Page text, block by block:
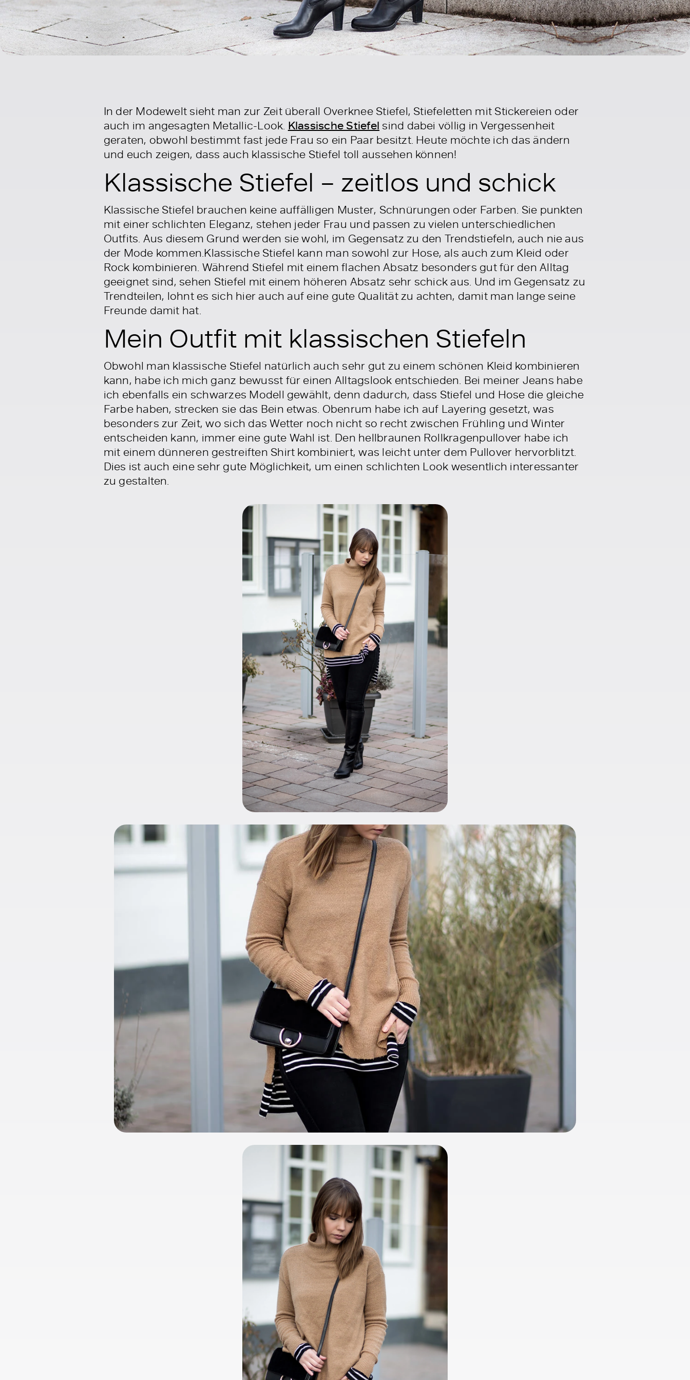
In der Modewelt sieht man zur Zeit überall Overknee Stiefel, Stiefeletten mit Stickereien oder
auch im angesagten Metallic-Look. Klassische Stiefel sind dabei völlig in Vergessenheit
geraten, obwohl bestimmt fast jede Frau so ein Paar besitzt. Heute möchte ich das ändern
und euch zeigen, dass auch klassische Stiefel toll aussehen können!
Klassische Stiefel – zeitlos und schick
Klassische Stiefel brauchen keine auffälligen Muster, Schnürungen oder Farben. Sie punkten
mit einer schlichten Eleganz, stehen jeder Frau und passen zu vielen unterschiedlichen
Outfits. Aus diesem Grund werden sie wohl, im Gegensatz zu den Trendstiefeln, auch nie aus
der Mode kommen.Klassische Stiefel kann man sowohl zur Hose, als auch zum Kleid oder
Rock kombinieren. Während Stiefel mit einem flachen Absatz besonders gut für den Alltag
geeignet sind, sehen Stiefel mit einem höheren Absatz sehr schick aus. Und im Gegensatz zu
Trendteilen, lohnt es sich hier auch auf eine gute Qualität zu achten, damit man lange seine
Freunde damit hat.
Mein Outfit mit klassischen Stiefeln
Obwohl man klassische Stiefel natürlich auch sehr gut zu einem schönen Kleid kombinieren
kann, habe ich mich ganz bewusst für einen Alltagslook entschieden. Bei meiner Jeans habe
ich ebenfalls ein schwarzes Modell gewählt, denn dadurch, dass Stiefel und Hose die gleiche
Farbe haben, strecken sie das Bein etwas. Obenrum habe ich auf Layering gesetzt, was
besonders zur Zeit, wo sich das Wetter noch nicht so recht zwischen Frühling und Winter
entscheiden kann, immer eine gute Wahl ist. Den hellbraunen Rollkragenpullover habe ich
mit einem dünneren gestreiften Shirt kombiniert, was leicht unter dem Pullover hervorblitzt.
Dies ist auch eine sehr gute Möglichkeit, um einen schlichten Look wesentlich interessanter
zu gestalten.